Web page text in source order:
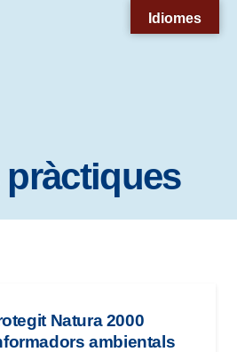
Natura 2000
ambientals
Idiomes